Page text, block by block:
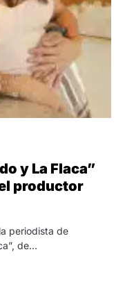
y La Flaca”
productor
periodista de
de…